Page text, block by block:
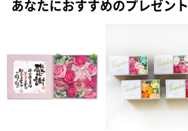
グリーン
あなたにおすすめのプレゼント